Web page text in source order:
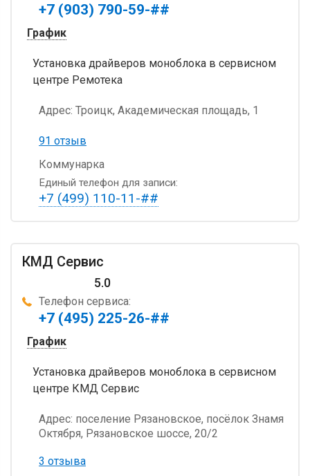
+7 (903) 790-59-##
График
Установка драйверов моноблока в сервисном
центре Ремотека
Адрес: Троицк, Академическая площадь, 1
91 отзыв
Коммунарка
Единый телефон для записи:
+7 (499) 110-11-##
КМД Сервис
5.0
Телефон сервиса:
+7 (495) 225-26-##
График
Установка драйверов моноблока в сервисном
центре КМД Сервис
Адрес: поселение Рязановское, посёлок Знамя
Октября, Рязановское шоссе, 20/2
3 отзыва